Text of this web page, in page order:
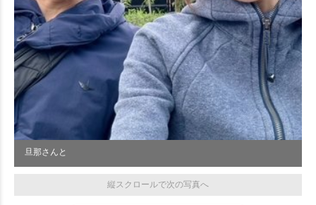
旦那さんと
縦スクロールで次の写真へ